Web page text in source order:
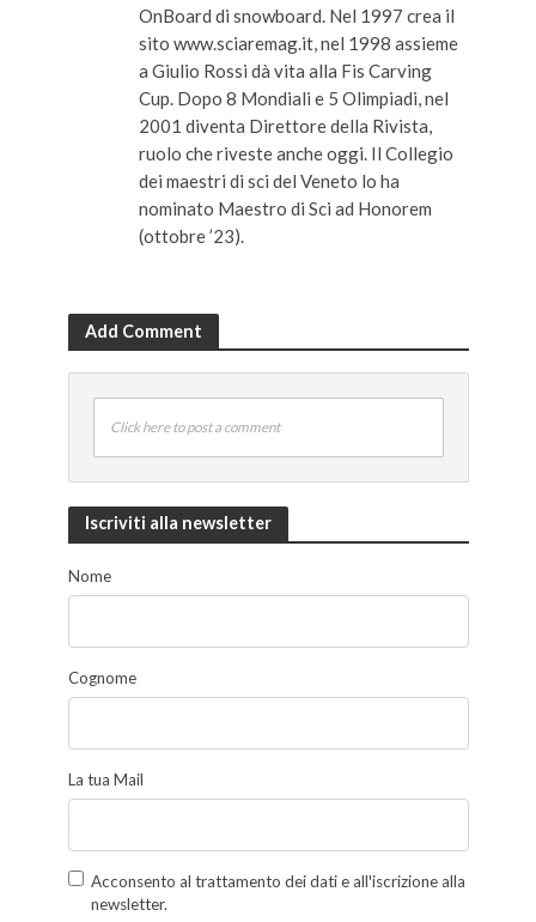
OnBoard di snowboard. Nel 1997 crea il
sito www.sciaremag.it, nel 1998 assieme
a Giulio Rossi dà vita alla Fis Carving
Cup. Dopo 8 Mondiali e 5 Olimpiadi, nel
2001 diventa Direttore della Rivista,
ruolo che riveste anche oggi. Il Collegio
dei maestri di sci del Veneto lo ha
nominato Maestro di Sci ad Honorem
(ottobre ’23).
Add Comment
Click here to post a comment
Iscriviti alla newsletter
Nome
Cognome
La tua Mail
Acconsento al trattamento dei dati e all'iscrizione alla
newsletter.